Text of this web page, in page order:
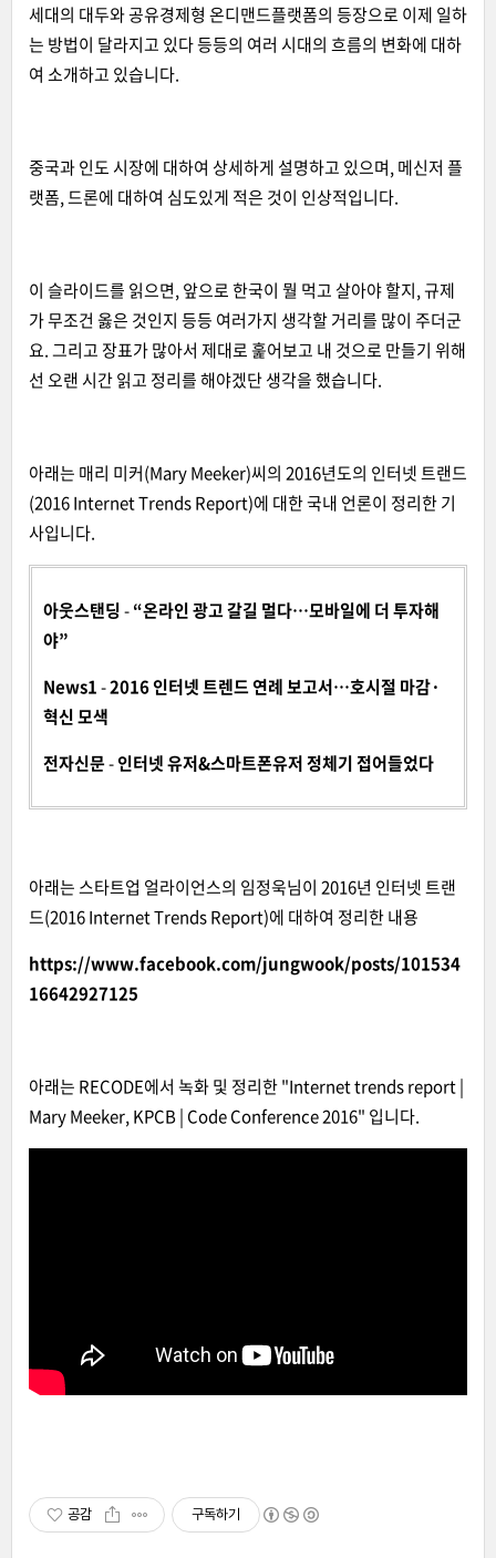
세대의 대두와 공유경제형 온디맨드플랫폼의 등장으로 이제 일하
는 방법이 달라지고 있다 등등의 여러 시대의 흐름의 변화에 대하
여 소개하고 있습니다.
중국과 인도 시장에 대하여 상세하게 설명하고 있으며, 메신저 플
랫폼, 드론에 대하여 심도있게 적은 것이 인상적입니다.
이 슬라이드를 읽으면, 앞으로 한국이 뭘 먹고 살아야 할지, 규제
가 무조건 옳은 것인지 등등 여러가지 생각할 거리를 많이 주더군
요. 그리고 장표가 많아서 제대로 훑어보고 내 것으로 만들기 위해
선 오랜 시간 읽고 정리를 해야겠단 생각을 했습니다.
아래는 매리 미커(Mary Meeker)씨의 2016년도의 인터넷 트랜드
(2016 Internet Trends Report)에 대한 국내 언론이 정리한 기
사입니다.
아웃스탠딩-“온라인 광고 갈길 멀다…모바일에 더 투자해
야”
News1-2016 인터넷 트렌드 연례 보고서…호시절 마감·
혁신 모색
전자신문-인터넷 유저&스마트폰유저 정체기 접어들었다
아래는 스타트업 얼라이언스의 임정욱님이 2016년 인터넷 트랜
드(2016 Internet Trends Report)에 대하여 정리한 내용
https://www.facebook.com/jungwook/posts/101534
16642927125
아래는 RECODE에서 녹화 및 정리한 "Internet trends report |
Mary Meeker, KPCB | Code Conference 2016" 입니다.
공감 구독하기